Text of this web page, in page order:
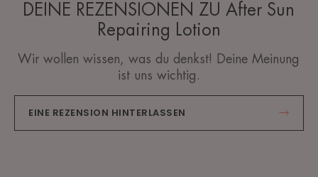
DEINE REZENSIONEN ZU After Sun
Repairing Lotion
Wir wollen wissen, was du denkst! Deine Meinung
ist uns wichtig.
EINE REZENSION HINTERLASSEN